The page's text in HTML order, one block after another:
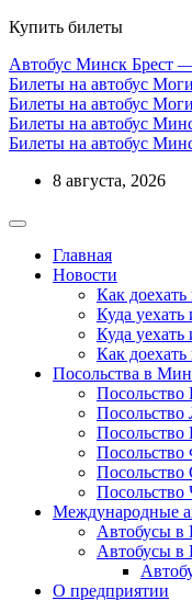
Купить билеты
Автобус Минск Брест
Билеты на автобус
Билеты на автобус
Билеты на автобус
Билеты на автобус
8 августа, 2026
Главная
Новости
Как
Куда
Куда
Как
Посольства в
Посольство
Посольство
Посольство
Международные
Автобусы в
Автобусы в
О предприятии